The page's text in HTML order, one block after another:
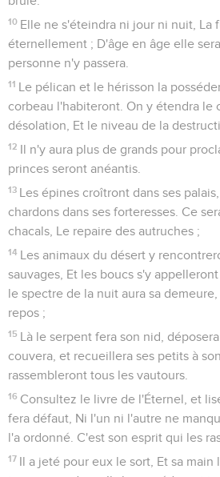
d'Assyrie, et je te donnerai deux
fournir des cavaliers pour les monter.
9
Comment repousserais-tu un seul
moindres serviteurs de mon maître ?
dans l'Égypte pour les chars et pour
monté contre ce pays pour le
Monte contre ce pays, et détruis-le.
11 Éliakim, Schebna et Joach dirent à
serviteurs en araméen, car nous le
parle pas en langue judaïque aux
sur la muraille.
12 Rabschaké répondit : Est-ce à ton
maître m'a envoyé dire ces paroles ?
hommes assis sur la muraille pour
et pour boire leur urine avec vous ?
13 Puis Rabschaké s'avança et cria de
langue judaïque : Écoutez les paroles
d'Assyrie !
14 Ainsi parle le roi : Qu'Ézéchias ne
ne pourra vous délivrer.
15
Qu'Ézéchias ne vous amène point